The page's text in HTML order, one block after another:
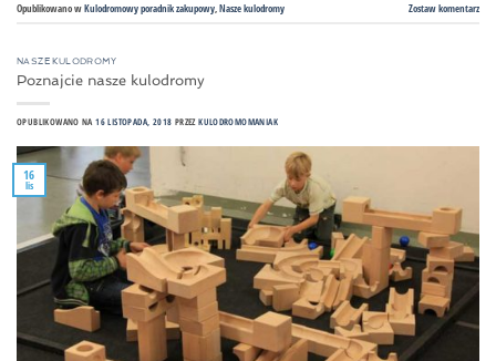
Opublikowano wKulodromowy poradnik zakupowy Nasze kulodromy Zostaw komentarz
NASZE KULODROMY
Poznajcie nasze kulodromy
OPUBLIKOWANO NA16 LISTOPADA, 2018 PRZEZKULODROMOMANIAK
16
lis